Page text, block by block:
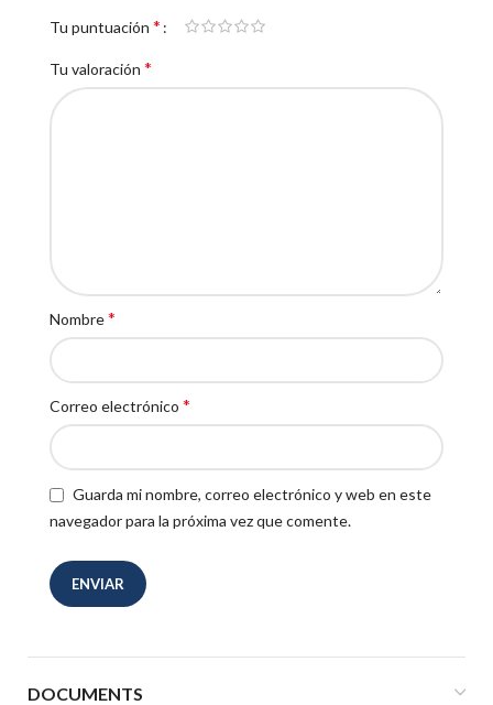
Tu puntuación *
Tu valoración *
Nombre*
Correo electrónico *
Guarda mi nombre, correo electrónico y web en este
navegador para la próxima vez que comente.
DOCUMENTS